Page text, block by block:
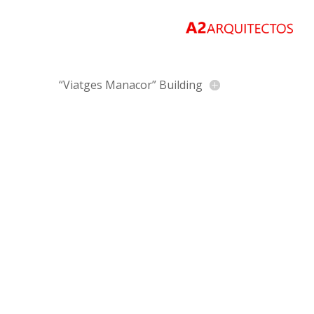
“Viatges Manacor” Building